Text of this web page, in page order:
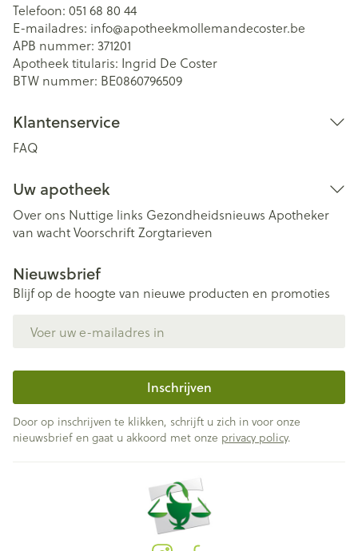
Telefoon: 051 68 80 44
E-mailadres: info@apotheekmollemandecoster.be
APB nummer: 371201
Apotheek titularis: Ingrid De Coster
BTW nummer: BE0860796509
Klantenservice
FAQ
Uw apotheek
Over ons Nuttige links Gezondheidsnieuws Apotheker
van wachtVoorschriftZorgtarieven
Nieuwsbrief
Blijf op de hoogte van nieuwe producten en promoties
Inschrijven
Door op inschrijven te klikken, schrijft u zich in voor onze
nieuwsbrief en gaat u akkoord met onze privacy policy.